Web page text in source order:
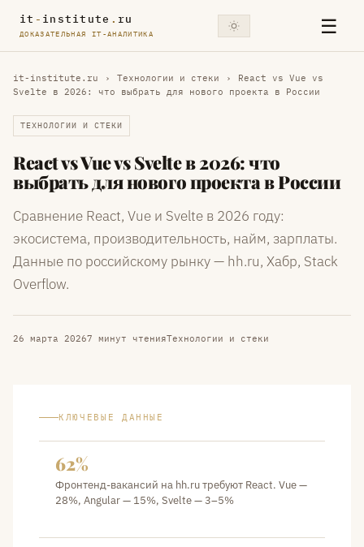
it - institute . ru
ДОКАЗАТЕЛЬНАЯ IT-АНАЛИТИКА ☰
it-institute.ru › Технологии и стеки ›
React vs Vue vs
Svelte в 2026: что выбрать для нового проекта в России
ТЕХНОЛОГИИ И СТЕКИ
React vs Vue vs Svelte в 2026: что
выбрать для нового проекта в России
Сравнение React, Vue и Svelte в 2026 году:
экосистема, производительность, найм, зарплаты.
Данные по российскому рынку — hh.ru, Хабр, Stack
Overflow.
26 марта 20267 минут чтенияТехнологии и стеки
КЛЮЧЕВЫЕ ДАННЫЕ
62%
Фронтенд-вакансий на hh.ru требуют React. Vue —
28%, Angular — 15%, Svelte — 3–5%